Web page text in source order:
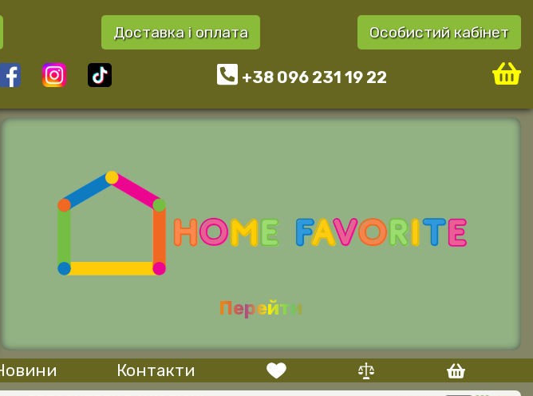
Доставка і оплата Особистий кабінет
+38 096 231 19 22
Перейти
Контакти